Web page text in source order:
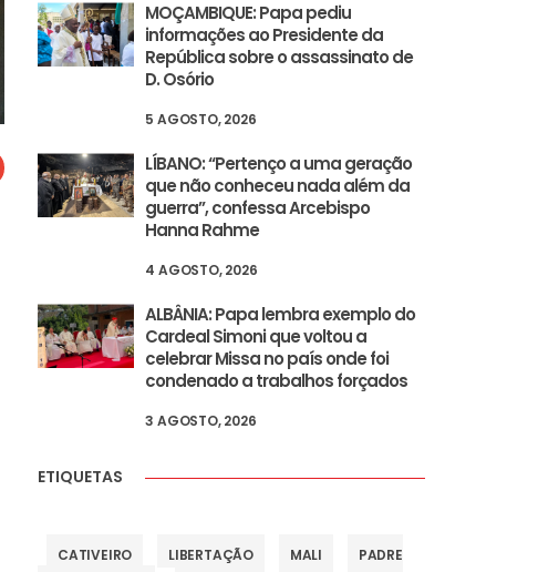
MOÇAMBIQUE: Papa pediu
informações ao Presidente da
República sobre o assassinato de
D. Osório
5 AGOSTO, 2026
LÍBANO: “Pertenço a uma geração
que não conheceu nada além da
guerra”, confessa Arcebispo
Hanna Rahme
4 AGOSTO, 2026
ALBÂNIA: Papa lembra exemplo do
Cardeal Simoni que voltou a
celebrar Missa no país onde foi
condenado a trabalhos forçados
3 AGOSTO, 2026
ETIQUETAS
CATIVEIRO LIBERTAÇÃO MALI
PADRE